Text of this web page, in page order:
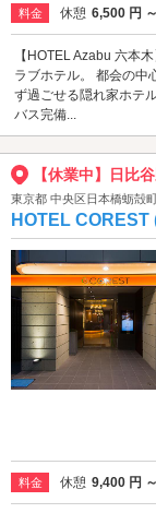
料金 休憩 6,500 円 ～
【HOTEL Azabu 六本
ラブホテル。 都会の中
ず過ごせる隠れ家ホテ
バス完備...
【休業中】日比
東京都 中央区日本橋蛎殻
HOTEL COREST
料金 休憩 9,400 円 ～